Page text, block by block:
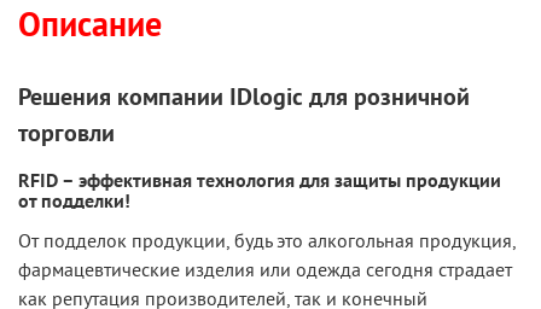
Описание
Решения компании IDlogic для розничной
торговли
RFID – эффективная технология для защиты продукции
от подделки!
От подделок продукции, будь это алкогольная продукция,
фармацевтические изделия или одежда сегодня страдает
как репутация производителей, так и конечный